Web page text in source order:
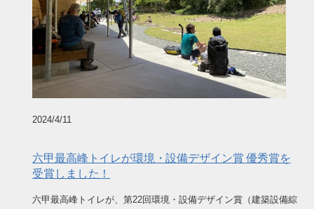
2024/4/11
六甲最高峰トイレが環境・設備デザイン賞 優秀賞を
受賞しました！
六甲最高峰トイレが、第22回環境・設備デザイン賞（建築設備綜